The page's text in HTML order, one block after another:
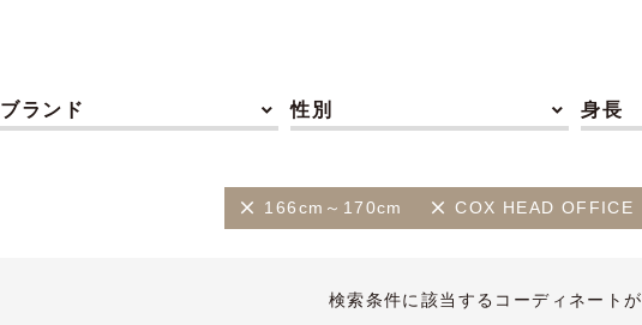
ブランド 性別 身長
166cm～170cm COX HEAD OFFICE
検索条件に該当するコーディネート